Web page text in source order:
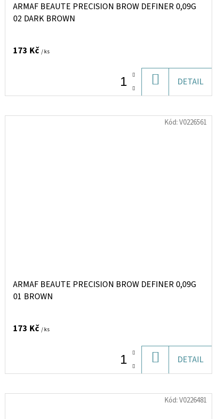
ARMAF BEAUTE PRECISION BROW DEFINER 0,09G
02 DARK BROWN
173 Kč / ks
KOŠÍKU
DETAIL
ARMAF BEAUTE PRECISION BROW DEFINER 0,09G
01 BROWN
173 Kč / ks
KOŠÍKU
DETAIL
Kód:V0226561
Kód:V0226481